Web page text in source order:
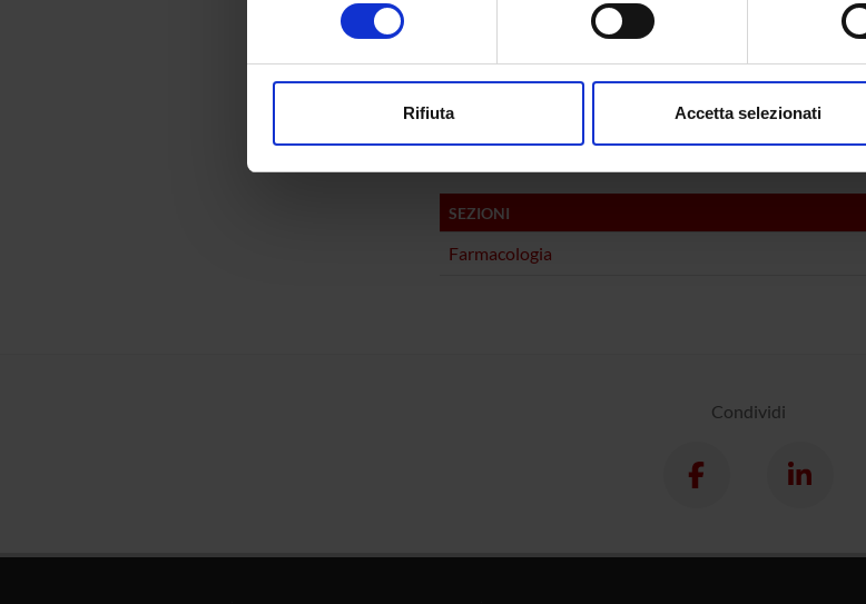
digitali).
modificare o ritirare il tuo consenso in qualsiasi momento dalla
che hanno raccolto dal tuo utilizzo dei loro servizi.
Rifiuta Accetta selezionati
Medical Informatics
Pharmacology & Pharmacy (DDSP)
Pharmacology & Pharmacy (DNBM)
SEZIONI
Farmacologia
Condividi